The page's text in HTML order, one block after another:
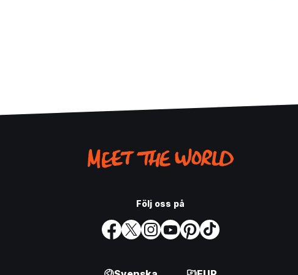
Följ oss på